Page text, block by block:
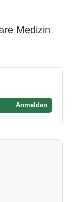
Medizin
Anmelden